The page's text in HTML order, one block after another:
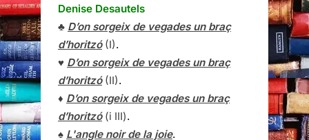
Denise Desautels
♣ D’on sorgeix de vegades un braç
d’horitzó(I).
♥ D’on sorgeix de vegades un braç
d’horitzó(II).
♦ D’on sorgeix de vegades un braç
d’horitzó(i III).
♠ L'angle noir de la joie.